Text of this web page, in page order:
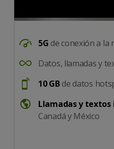
5G de conexión a la
DataSpeed
Datos, llamadas y
UnlimitedDataTalkText
10 GBde datos
Hotspot
Llamadas y
Canadá y México
International calling